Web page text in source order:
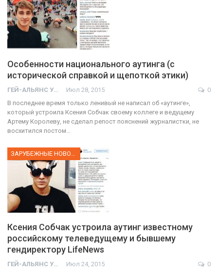
Особенности национального аутинга (с
исторической справкой и щепоткой этики)
ГЕЙ-АЛЬЯНС УКРАИНА Июл 28, 2015
0
В последнее время только ленивый не написал об «аутинге»,
который устроила Ксения Собчак своему коллеге и ведущему
Артему Королеву, не сделал репост пояснений журналистки, не
восхитился постом…
Ксения Собчак устроила аутинг известному
российскому телеведущему и бывшему
гендиректору LifeNews
ГЕЙ-АЛЬЯНС УКРАИНА Июл 24, 2015
0